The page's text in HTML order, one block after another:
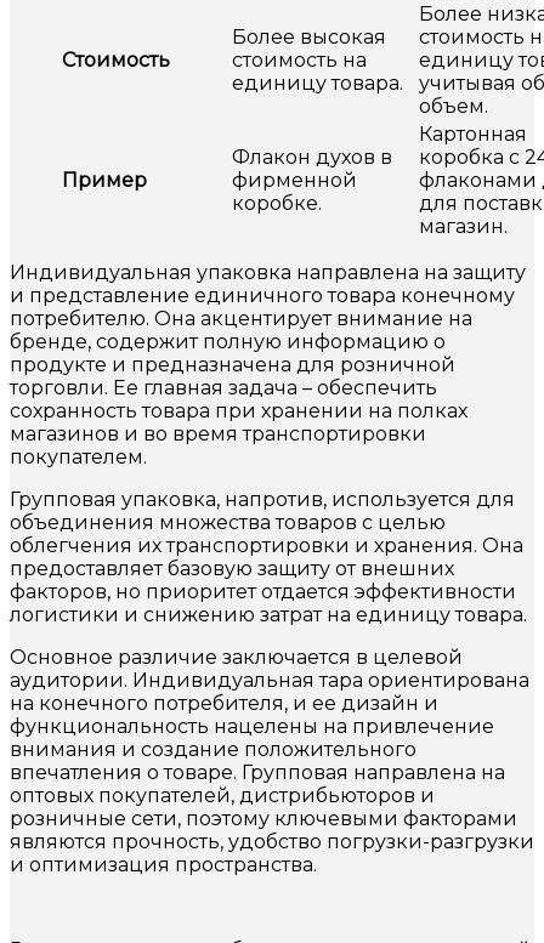
Стоимость
Более высокая
стоимость на
единицу товара.
Более
стоимость
единицу
учитывая
объем.
Пример
Флакон духов в
фирменной
коробке.
Картонная
коробка с
флаконами
для
магазин.
Индивидуальная упаковка направлена на защиту
и представление единичного товара конечному
потребителю. Она акцентирует внимание на
бренде, содержит полную информацию о
продукте и предназначена для розничной
торговли. Ее главная задача – обеспечить
сохранность товара при хранении на полках
магазинов и во время транспортировки
покупателем.
Групповая упаковка, напротив, используется для
объединения множества товаров с целью
облегчения их транспортировки и хранения. Она
предоставляет базовую защиту от внешних
факторов, но приоритет отдается эффективности
логистики и снижению затрат на единицу товара.
Основное различие заключается в целевой
аудитории. Индивидуальная тара ориентирована
на конечного потребителя, и ее дизайн и
функциональность нацелены на привлечение
внимания и создание положительного
впечатления о товаре. Групповая направлена на
оптовых покупателей, дистрибьюторов и
розничные сети, поэтому ключевыми факторами
являются прочность, удобство погрузки-разгрузки
и оптимизация пространства.